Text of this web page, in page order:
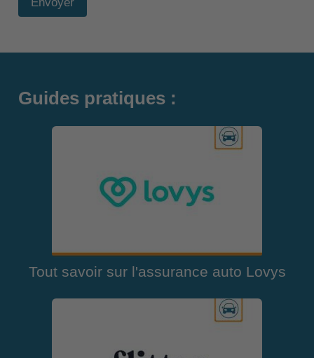
Guides pratiques :
Tout savoir sur l'assurance auto Lovys